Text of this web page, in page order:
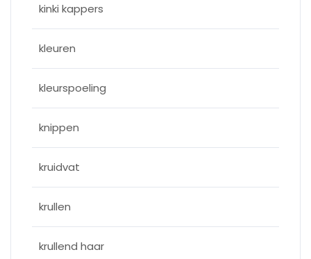
kinki kappers
kleuren
kleurspoeling
knippen
kruidvat
krullen
krullend haar